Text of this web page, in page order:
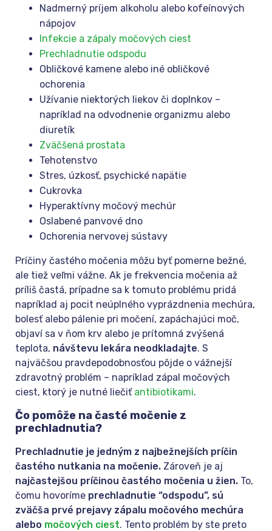
Nadmerný príjem alkoholu alebo kofeínových
nápojov
Infekcie a zápaly močových ciest
Prechladnutie odspodu
Obličkové kamene alebo iné obličkové
ochorenia
Užívanie niektorých liekov či doplnkov –
napríklad na odvodnenie organizmu alebo
diuretík
Zväčšená prostata
Tehotenstvo
Stres, úzkosť, psychické napätie
Cukrovka
Hyperaktívny močový mechúr
Oslabené panvové dno
Ochorenia nervovej sústavy
Príčiny častého močenia môžu byť pomerne bežné,
ale tiež veľmi vážne. Ak je frekvencia močenia až
príliš častá, prípadne sa k tomuto problému pridá
napríklad aj pocit neúplného vyprázdnenia mechúra,
bolesť alebo pálenie pri močení, zapáchajúci moč,
objaví sa v ňom krv alebo je prítomná zvýšená
teplota, návštevu lekára neodkladajte. S
najväčšou pravdepodobnosťou pôjde o vážnejší
zdravotný problém – napríklad zápal močových
ciest, ktorý je nutné liečiť antibiotikami.
Čo pomôže na časté močenie z
prechladnutia?
Prechladnutie je jedným z najbežnejších príčin
častého nutkania na močenie. Zároveň je aj
najčastejšou príčinou častého močenia u žien. To,
čomu hovoríme prechladnutie “odspodu”, sú
zväčša prvé prejavy zápalu močového mechúra
alebo močových ciest. Tento problém by ste preto